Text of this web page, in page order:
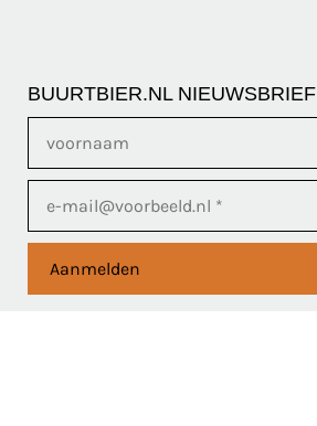
BUURTBIER.NL NIEUWSBRIEF
Aanmelden